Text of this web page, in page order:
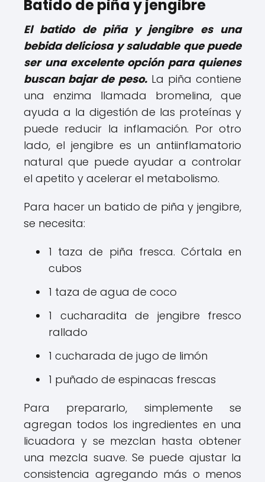
Batido de piña y jengibre
El batido de piña y jengibre es una
bebida deliciosa y saludable que puede
ser una excelente opción para quienes
buscan bajar de peso.La piña contiene
una enzima llamada bromelina, que
ayuda a la digestión de las proteínas y
puede reducir la inflamación. Por otro
lado, el jengibre es un antiinflamatorio
natural que puede ayudar a controlar
el apetito y acelerar el metabolismo.
Para hacer un batido de piña y jengibre,
se necesita:
1 taza de piña fresca. Córtala en
cubos
1 taza de agua de coco
1 cucharadita de jengibre fresco
rallado
1 cucharada de jugo de limón
1 puñado de espinacas frescas
Para prepararlo, simplemente se
agregan todos los ingredientes en una
licuadora y se mezclan hasta obtener
una mezcla suave. Se puede ajustar la
consistencia agregando más o menos